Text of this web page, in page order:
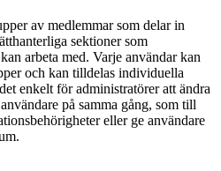
av medlemmar som delar in
sektioner som
arbeta med. Varje användar kan
och kan tilldelas individuella
enkelt för administratörer att ändra
på samma gång, som till
eller ge användare